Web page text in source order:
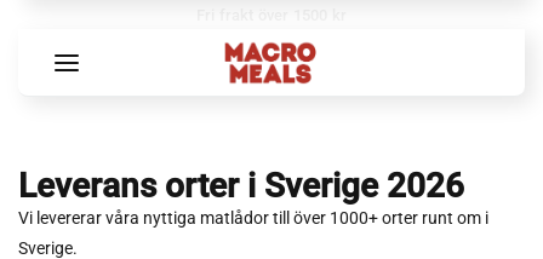
Leverans orter i Sverige 2026
Vi levererar våra nyttiga matlådor till över 1000+ orter runt om i
Sverige.